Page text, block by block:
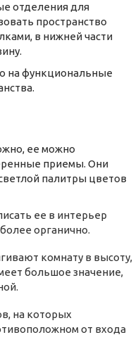
отделения для
пространство
в нижней части
на функциональные
ее можно
приемы. Они
палитры цветов
ее в интерьер
органично.
комнату в высоту,
большое значение,
на которых
от входа